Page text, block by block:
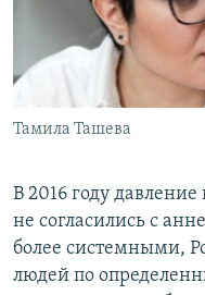
ПОБЕДИТЕЛЕЙ НЕ СУДЯТ?
КРЫМ.НЕПОКОРЕННЫЙ
УКРАИНСКАЯ ПРОБЛЕМА
ПРИСОЕДИНЯЙТЕСЬ!
Тамила Ташева
В 2016 году
не согласились с
более системными,
людей по